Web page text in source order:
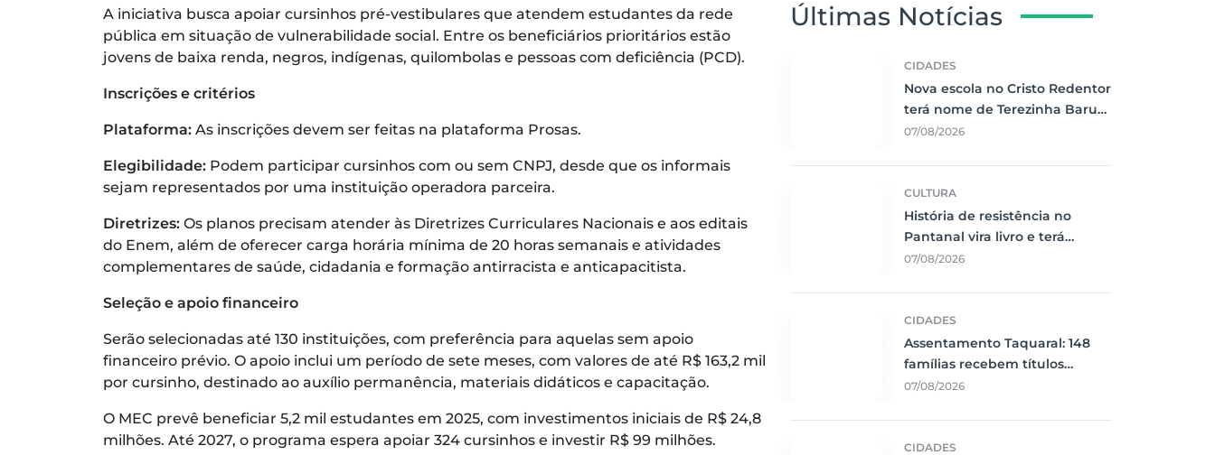
A iniciativa busca apoiar cursinhos pré-vestibulares que atendem estudantes da rede
pública em situação de vulnerabilidade social. Entre os beneficiários prioritários estão
jovens de baixa renda, negros, indígenas, quilombolas e pessoas com deficiência (PCD).
Inscrições e critérios
Plataforma: As inscrições devem ser feitas na plataforma Prosas.
Elegibilidade: Podem participar cursinhos com ou sem CNPJ, desde que os informais
sejam representados por uma instituição operadora parceira.
Diretrizes: Os planos precisam atender às Diretrizes Curriculares Nacionais e aos editais
do Enem, além de oferecer carga horária mínima de 20 horas semanais e atividades
complementares de saúde, cidadania e formação antirracista e anticapacitista.
Seleção e apoio financeiro
Serão selecionadas até 130 instituições, com preferência para aquelas sem apoio
financeiro prévio. O apoio inclui um período de sete meses, com valores de até R$ 163,2 mil
por cursinho, destinado ao auxílio permanência, materiais didáticos e capacitação.
O MEC prevê beneficiar 5,2 mil estudantes em 2025, com investimentos iniciais de R$ 24,8
milhões. Até 2027, o programa espera apoiar 324 cursinhos e investir R$ 99 milhões.
Últimas Notícias
CIDADES
Nova escola no Cristo Redentor
terá nome de Terezinha Baruki
e investimento de R$ 8,3
07/08/2026
CULTURA
História de resistência no
Pantanal vira livro e terá
lançamento em Corumbá
07/08/2026
CIDADES
Assentamento Taquaral: 148
famílias recebem títulos
definitivos em Corumbá
07/08/2026
CIDADES